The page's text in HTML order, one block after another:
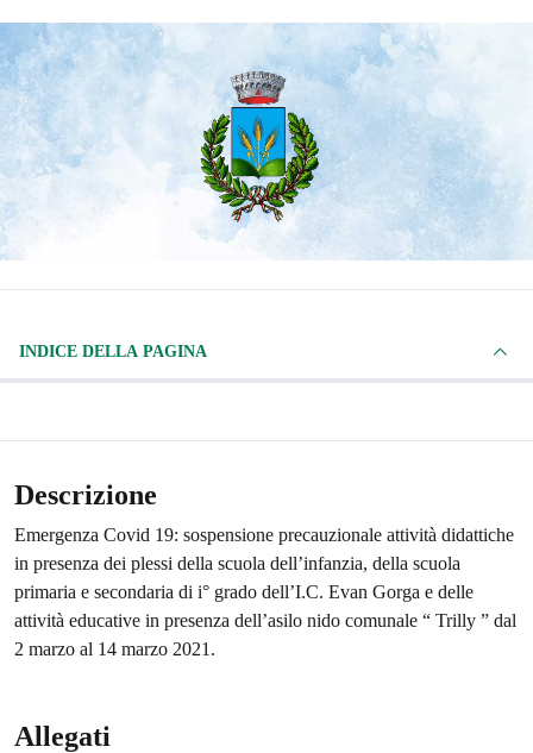
INDICE DELLA PAGINA
Descrizione
Emergenza Covid 19: sospensione precauzionale attività didattiche
in presenza dei plessi della scuola dell’infanzia, della scuola
primaria e secondaria di i° grado dell’I.C. Evan Gorga e delle
attività educative in presenza dell’asilo nido comunale “ Trilly ” dal
2 marzo al 14 marzo 2021.
Allegati